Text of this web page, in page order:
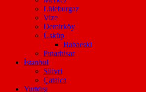
Lüleburgaz
Vize
Demirköy
Üsküp
Babaeski
Pınarhisar
İstanbul
Silivri
Çatalca
Yurtdışı